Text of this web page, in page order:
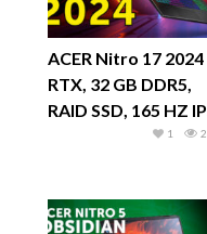
ACER Nitro 17 2024
RTX, 32 GB DDR5,
RAID SSD, 165 HZ
1